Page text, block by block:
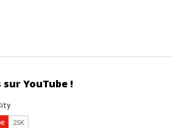
YouTube !